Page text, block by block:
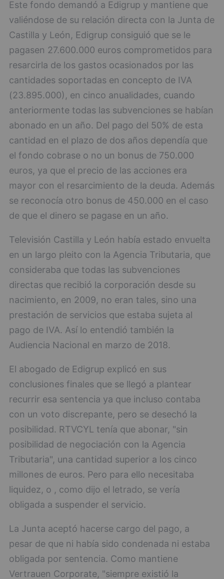
Este fondo demandó a Edigrup y mantiene que
valiéndose de su relación directa con la Junta de
Castilla y León, Edigrup consiguió que se le
pagasen 27.600.000 euros comprometidos para
resarcirla de los gastos ocasionados por las
cantidades soportadas en concepto de IVA
(23.895.000), en cinco anualidades, cuando
anteriormente todas las subvenciones se habían
abonado en un año. Del pago del 50% de esta
cantidad en el plazo de dos años dependía que
el fondo cobrase o no un bonus de 750.000
euros, ya que el precio de las acciones era
mayor con el resarcimiento de la deuda. Además
se reconocía otro bonus de 450.000 en el caso
de que el dinero se pagase en un año.
Televisión Castilla y León había estado envuelta
en un largo pleito con la Agencia Tributaria, que
consideraba que todas las subvenciones
directas que recibió la corporación desde su
nacimiento, en 2009, no eran tales, sino una
prestación de servicios que estaba sujeta al
pago de IVA. Así lo entendió también la
Audiencia Nacional en marzo de 2018.
El abogado de Edigrup explicó en sus
conclusiones finales que se llegó a plantear
recurrir esa sentencia ya que incluso contaba
con un voto discrepante, pero se desechó la
posibilidad. RTVCYL tenía que abonar, "sin
posibilidad de negociación con la Agencia
Tributaria", una cantidad superior a los cinco
millones de euros. Pero para ello necesitaba
liquidez, o , como dijo el letrado, se vería
obligada a suspender el servicio.
La Junta aceptó hacerse cargo del pago, a
pesar de que ni había sido condenada ni estaba
obligada por sentencia. Como mantiene
Vertrauen Corporate, "siempre existió la